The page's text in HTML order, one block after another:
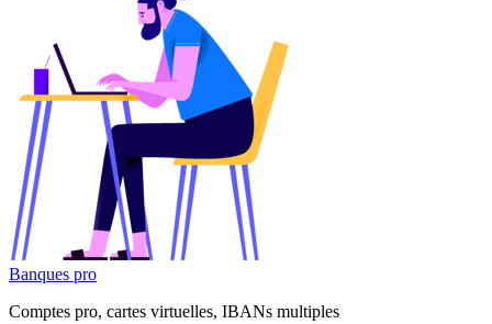
Banques pro
Comptes pro, cartes virtuelles, IBANs multiples